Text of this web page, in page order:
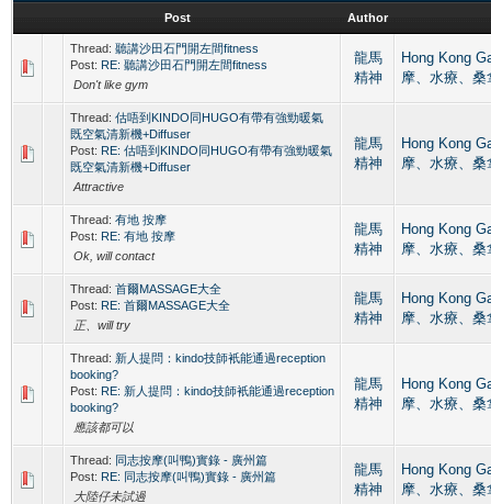
Post Author
Thread: 聽講沙田石門開左間fitness
Post: RE: 聽講沙田石門開左間fitness
Don't like gym
龍馬
精神
Hong Kong
摩、水療、
Thread: 估唔到KINDO同HUGO有帶有強勁暖氣
既空氣清新機+Diffuser
Post: RE: 估唔到KINDO同HUGO有帶有強勁暖氣
既空氣清新機+Diffuser
Attractive
龍馬
精神
Hong Kong
摩、水療、
Thread: 有地 按摩
Post: RE: 有地 按摩
Ok, will contact
龍馬
精神
Hong Kong
摩、水療、
Thread: 首爾MASSAGE大全
Post: RE: 首爾MASSAGE大全
正、will try
龍馬
精神
Hong Kong
摩、水療、
Thread: 新人提問：kindo技師衹能通過reception
booking?
Post: RE: 新人提問：kindo技師衹能通過reception
booking?
應該都可以
龍馬
精神
Hong Kong
摩、水療、
Thread: 同志按摩(叫鴨)實錄 - 廣州篇
Post: RE: 同志按摩(叫鴨)實錄 - 廣州篇
大陸仔未試過
龍馬
精神
Hong Kong
摩、水療、